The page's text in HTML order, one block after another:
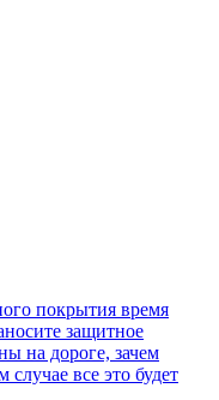
покрытия время
защитное
на дороге, зачем
все это будет